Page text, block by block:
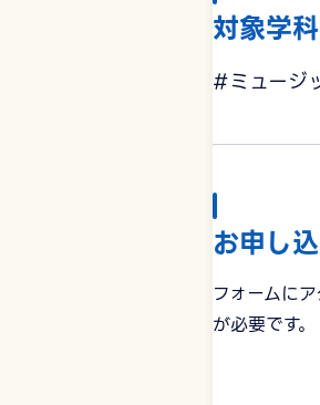
対象学科
#ミュージ
お申し
フォームに
が必要です。